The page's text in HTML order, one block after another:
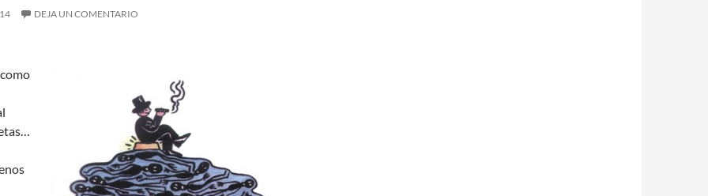
DEJA UN COMENTARIO